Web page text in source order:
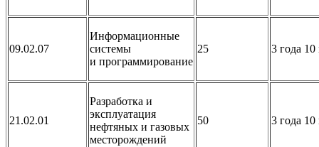
09.02.07
Информационные
системы
и программирование
25 3 года 10
21.02.01
Разработка и
эксплуатация
нефтяных и газовых
месторождений
50 3 года 10